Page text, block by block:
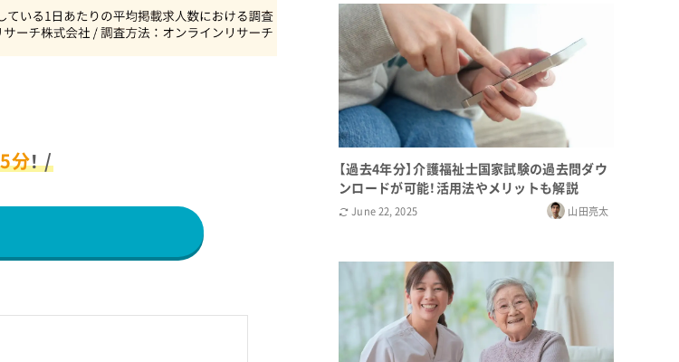
5分！ /
【過去4年分】介護福祉士国家試験の過去問ダウ
ンロードが可能！活用法やメリットも解説
June 22, 2025 山田亮太